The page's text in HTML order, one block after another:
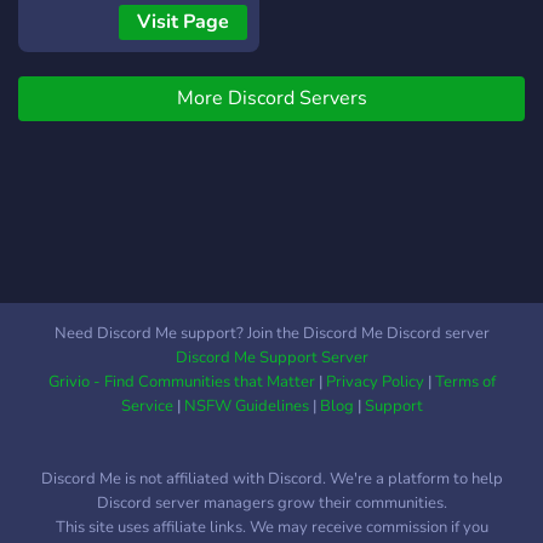
beheerst, er zijn eindeloze
mogelijkheden voor
toegewijde staffleden om
ons team te versterken. Als
stafflid help je mee aan het
onderhouden van de server,
het handhaven van de
brandweerlieden, medisch
personeel en meer. We zijn
altijd op zoek naar
gemotiveerde spelers om
server draait op een
legitieme en realistische
Visit Page
More Discord Servers
Need Discord Me support? Join the Discord Me Discord server
Discord Me Support Server
Grivio - Find Communities that Matter| Privacy Policy|Terms of
Service| NSFW Guidelines| Blog |Support
Discord Me is not affiliated with Discord. We're a platform to help
Discord server managers grow their communities.
This site uses affiliate links. We may receive commission if you